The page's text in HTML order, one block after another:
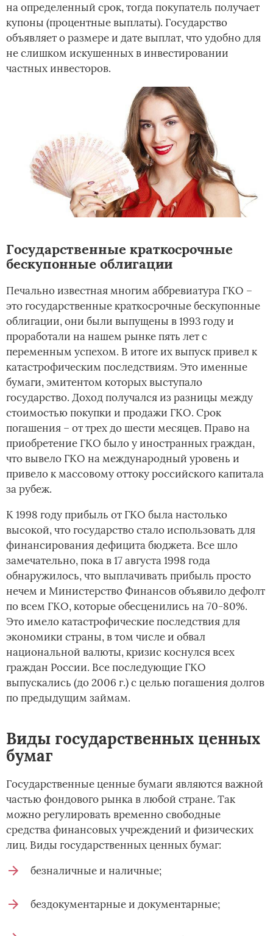
на определенный срок, тогда покупатель получает
купоны (процентные выплаты). Государство
объявляет о размере и дате выплат, что удобно для
не слишком искушенных в инвестировании
частных инвесторов.
Государственные краткосрочные
бескупонные облигации
Печально известная многим аббревиатура ГКО –
это государственные краткосрочные бескупонные
облигации, они были выпущены в 1993 году и
проработали на нашем рынке пять лет с
переменным успехом. В итоге их выпуск привел к
катастрофическим последствиям. Это именные
бумаги, эмитентом которых выступало
государство. Доход получался из разницы между
стоимостью покупки и продажи ГКО. Срок
погашения – от трех до шести месяцев. Право на
приобретение ГКО было у иностранных граждан,
что вывело ГКО на международный уровень и
привело к массовому оттоку российского капитала
за рубеж.
К 1998 году прибыль от ГКО была настолько
высокой, что государство стало использовать для
финансирования дефицита бюджета. Все шло
замечательно, пока в 17 августа 1998 года
обнаружилось, что выплачивать прибыль просто
нечем и Министерство Финансов объявило дефолт
по всем ГКО, которые обесценились на 70-80%.
Это имело катастрофические последствия для
экономики страны, в том числе и обвал
национальной валюты, кризис коснулся всех
граждан России. Все последующие ГКО
выпускались (до 2006 г.) с целью погашения долгов
по предыдущим займам.
Виды государственных ценных
бумаг
Государственные ценные бумаги являются важной
частью фондового рынка в любой стране. Так
можно регулировать временно свободные
средства финансовых учреждений и физических
лиц. Виды государственных ценных бумаг:
безналичные и наличные;
бездокументарные и документарные;